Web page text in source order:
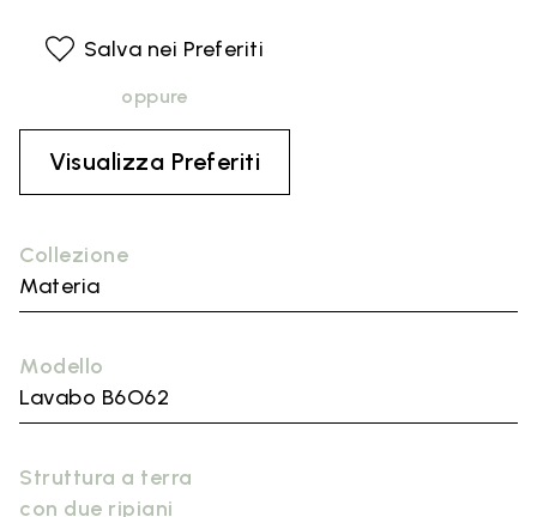
Collezione
Materia
Modello
Lavabo B6O62
Struttura a terra
con due ripiani
Salva nei Preferiti
oppure
Visualizza Preferiti